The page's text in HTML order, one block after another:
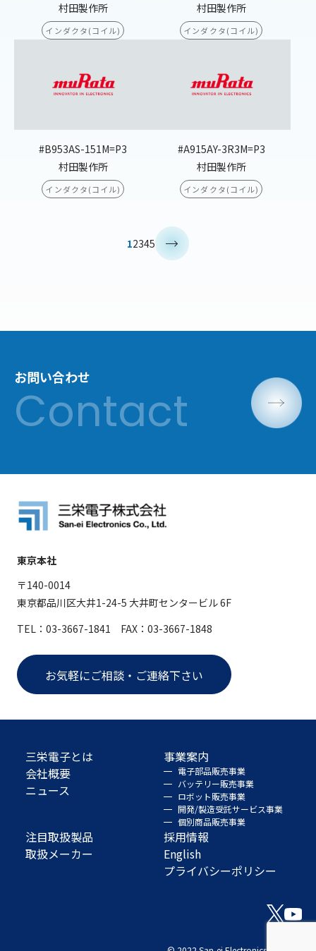
村田製作所
インダクタ(コイル)
村田製作所
インダクタ(コイル)
#B953AS-151M=P3
村田製作所
インダクタ(コイル)
#A915AY-3R3M=P3
村田製作所
インダクタ(コイル)
12345
お問い合わせ
東京本社
〒140-0014
東京都品川区大井1-24-5 大井町センタービル 6F
TEL：03-3667-1841 FAX：03-3667-1848
お気軽にご相談・ご連絡下さい
三栄電子とは
会社概要
ニュース
事業案内
電子部品販売事業
バッテリー販売事業
ロボット販売事業
開発/製造受託サービス事業
個別商品販売事業
注目取扱製品
取扱メーカー
採用情報
English
プライバシーポリシー